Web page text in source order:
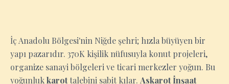
İç Anadolu Bölgesi'nin Niğde şehri; hızla büyüyen bir
yapı pazarıdır. 370K kişilik nüfusuyla konut projeleri,
organize sanayi bölgeleri ve ticari merkezler yoğun. Bu
yoğunlukkarottalebini sabit kılar. Askarot İnşaat